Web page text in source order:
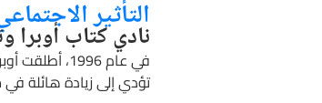
التأثير
نادي كتاب أوبرا
في عام
تؤدي إلى زيادة هائلة